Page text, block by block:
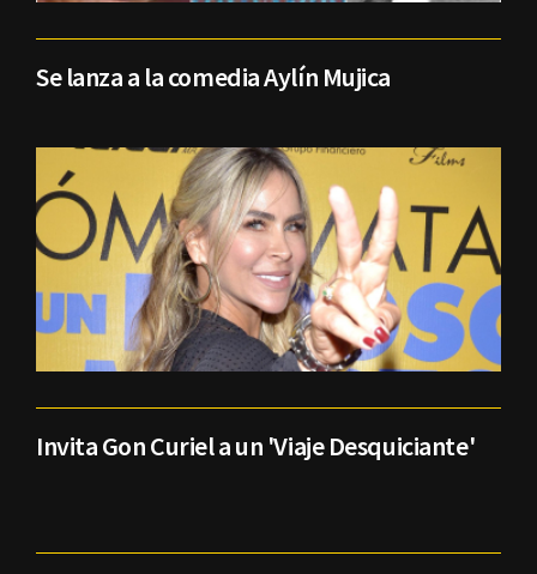
Se lanza a la comedia Aylín Mujica
Invita Gon Curiel a un 'Viaje Desquiciante'